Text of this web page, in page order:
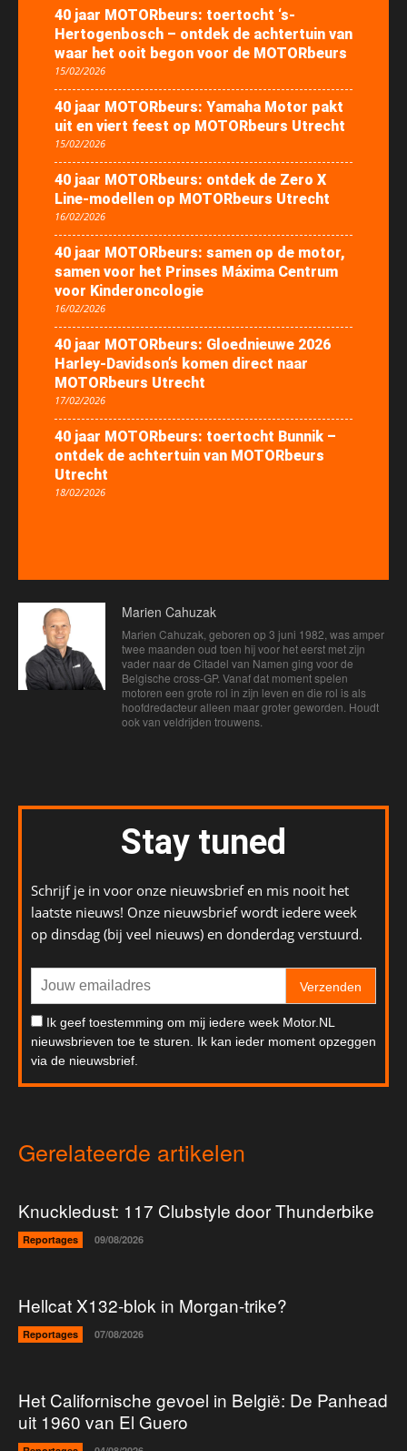
40 jaar MOTORbeurs: toertocht ‘s-
Hertogenbosch – ontdek de achtertuin van
waar het ooit begon voor de MOTORbeurs
15/02/2026
40 jaar MOTORbeurs: Yamaha Motor pakt
uit en viert feest op MOTORbeurs Utrecht
15/02/2026
40 jaar MOTORbeurs: ontdek de Zero X
Line-modellen op MOTORbeurs Utrecht
16/02/2026
40 jaar MOTORbeurs: samen op de motor,
samen voor het Prinses Máxima Centrum
voor Kinderoncologie
16/02/2026
40 jaar MOTORbeurs: Gloednieuwe 2026
Harley-Davidson’s komen direct naar
MOTORbeurs Utrecht
17/02/2026
40 jaar MOTORbeurs: toertocht Bunnik –
ontdek de achtertuin van MOTORbeurs
Utrecht
18/02/2026
Marien Cahuzak
Marien Cahuzak, geboren op 3 juni 1982, was amper
twee maanden oud toen hij voor het eerst met zijn
vader naar de Citadel van Namen ging voor de
Belgische cross-GP. Vanaf dat moment spelen
motoren een grote rol in zijn leven en die rol is als
hoofdredacteur alleen maar groter geworden. Houdt
ook van veldrijden trouwens.
Stay tuned
Schrijf je in voor onze nieuwsbrief en mis nooit het
laatste nieuws! Onze nieuwsbrief wordt iedere week
op dinsdag (bij veel nieuws) en donderdag verstuurd.
Verzenden
Ik geef toestemming om mij iedere week Motor.NL
nieuwsbrieven toe te sturen. Ik kan ieder moment opzeggen
via de nieuwsbrief.
Gerelateerde artikelen
Knuckledust: 117 Clubstyle door Thunderbike
Reportages 09/08/2026
Hellcat X132-blok in Morgan-trike?
Reportages 07/08/2026
Het Californische gevoel in België: De Panhead
uit 1960 van El Guero